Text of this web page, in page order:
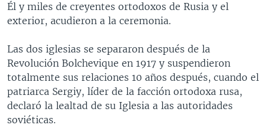
EL MUNDO AL DÍA [RADIO]
DEPORTIVO INTERNACIONAL
NOTA ECONÓMICA
ENTRETENIMIENTO
SÍGANOS
Idiomas
Él y miles de creyentes ortodoxos de Rusia y el
exterior, acudieron a la ceremonia.
Las dos iglesias se separaron después de la
Revolución Bolchevique en 1917 y suspendieron
totalmente sus relaciones 10 años después, cuando el
patriarca Sergiy, líder de la facción ortodoxa rusa,
declaró la lealtad de su Iglesia a las autoridades
soviéticas.